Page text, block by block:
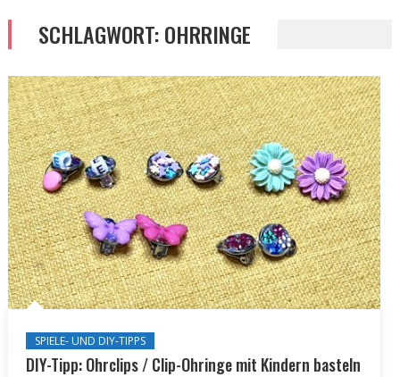
SCHLAGWORT:OHRRINGE
SPIELE- UND DIY-TIPPS
DIY-Tipp: Ohrclips / Clip-Ohringe mit Kindern basteln